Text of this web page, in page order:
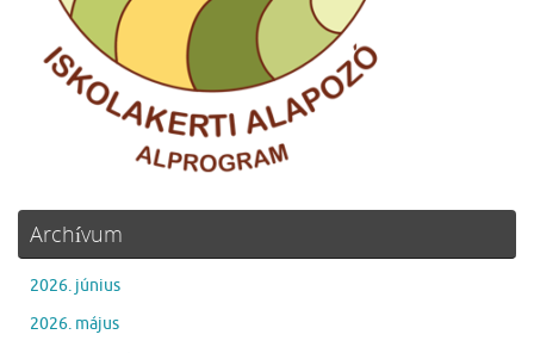
Archívum
2026. június
2026. május